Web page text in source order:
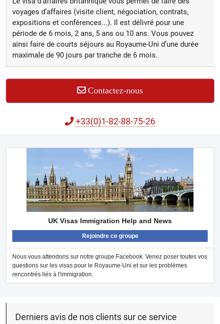
voyages d’affaires (visite client, négociation, contrats,
expositions et conférences...). Il est délivré pour une
période de 6 mois, 2 ans, 5 ans ou 10 ans. Vous pouvez
ainsi faire de courts séjours au Royaume-Uni d’une durée
maximale de 90 jours par tranche de 6 mois.
Contactez-nous
+33(0)1-82-88-75-26
UK Visas Immigration Help and News
Rejoindre ce groupe
Nous vous attendons sur notre groupe Facebook. Venez poser toutes vos
questions sur les visas pour le Royaume-Uni et sur les problèmes
rencontrés liés à l'immigration.
Derniers avis de nos clients sur ce service